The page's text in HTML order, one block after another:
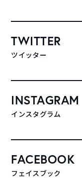
TWITTER
ツイッター
INSTAGRAM
インスタグラム
FACEBOOK
フェイスブック